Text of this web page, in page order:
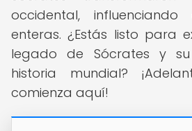
occidental, influenciando
enteras. ¿Estás listo para
legado de Sócrates y
historia mundial?
comienza aquí!